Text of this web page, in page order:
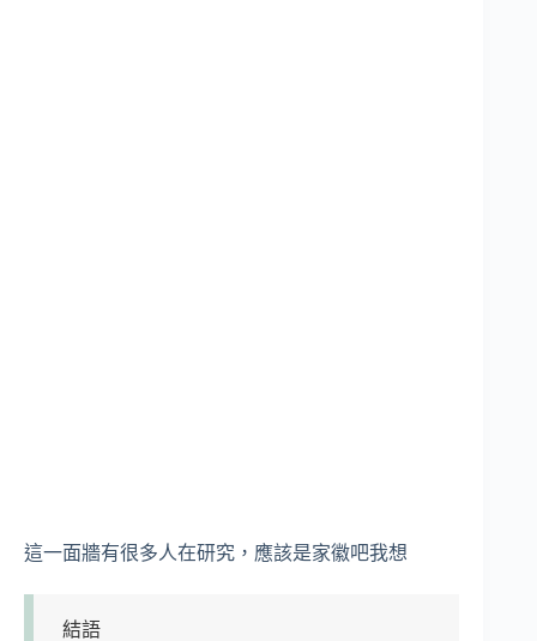
這一面牆有很多人在研究，應該是家徽吧我想
結語